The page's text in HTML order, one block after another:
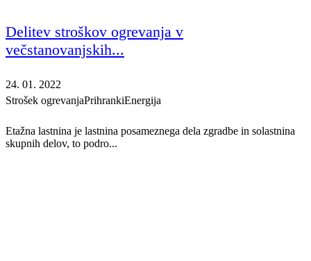
Delitev stroškov ogrevanja v
večstanovanjskih...
24. 01. 2022
Strošek ogrevanjaPrihrankiEnergija
Etažna lastnina je lastnina posameznega dela zgradbe in solastnina
skupnih delov, to podro...